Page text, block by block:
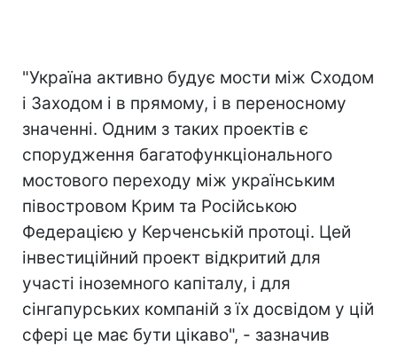
"Україна активно будує мости між Сходом
і Заходом і в прямому, і в переносному
значенні. Одним з таких проектів є
спорудження багатофункціонального
мостового переходу між українським
півостровом Крим та Російською
Федерацією у Керченській протоці. Цей
інвестиційний проект відкритий для
участі іноземного капіталу, і для
сінгапурських компаній з їх досвідом у цій
сфері це має бути цікаво", - зазначив